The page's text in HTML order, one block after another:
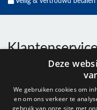
Deze
We gebruiken cookies om
en om ons verkeer te
gebruik van onze site met